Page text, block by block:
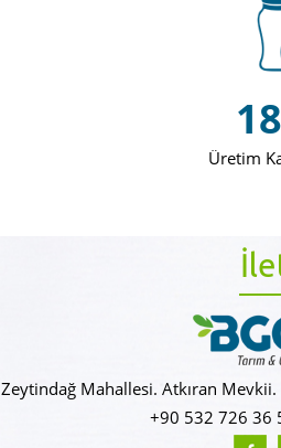
Üretim
Zeytindağ Mahallesi. Atkıran
+90 532 726